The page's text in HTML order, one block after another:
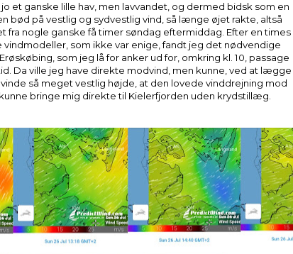
et ganske lille hav, men lavvandet, og dermed bidsk som en
bød på vestlig og sydvestlig vind, så længe øjet rakte, altså
fra nogle ganske få timer søndag eftermiddag. Efter en times
vindmodeller, som ikke var enige, fandt jeg det nødvendige
som jeg lå for anker ud for, omkring kl. 10, passage
Da ville jeg have direkte modvind, men kunne, ved at lægge
så meget vestlig højde, at den lovede vinddrejning mod
bringe mig direkte til Kielerfjorden uden krydstillæg.